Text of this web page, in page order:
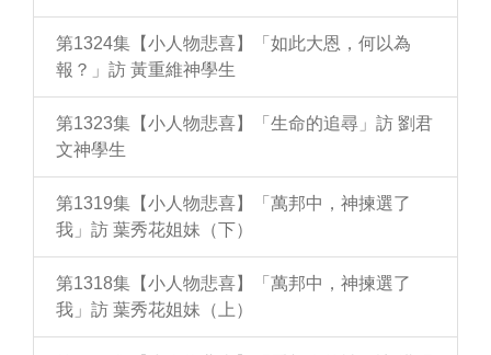
第1324集【小人物悲喜】「如此大恩，何以為
報？」訪 黃重維神學生
第1323集【小人物悲喜】「生命的追尋」訪 劉君
文神學生
第1319集【小人物悲喜】「萬邦中，神揀選了
我」訪 葉秀花姐妹（下）
第1318集【小人物悲喜】「萬邦中，神揀選了
我」訪 葉秀花姐妹（上）